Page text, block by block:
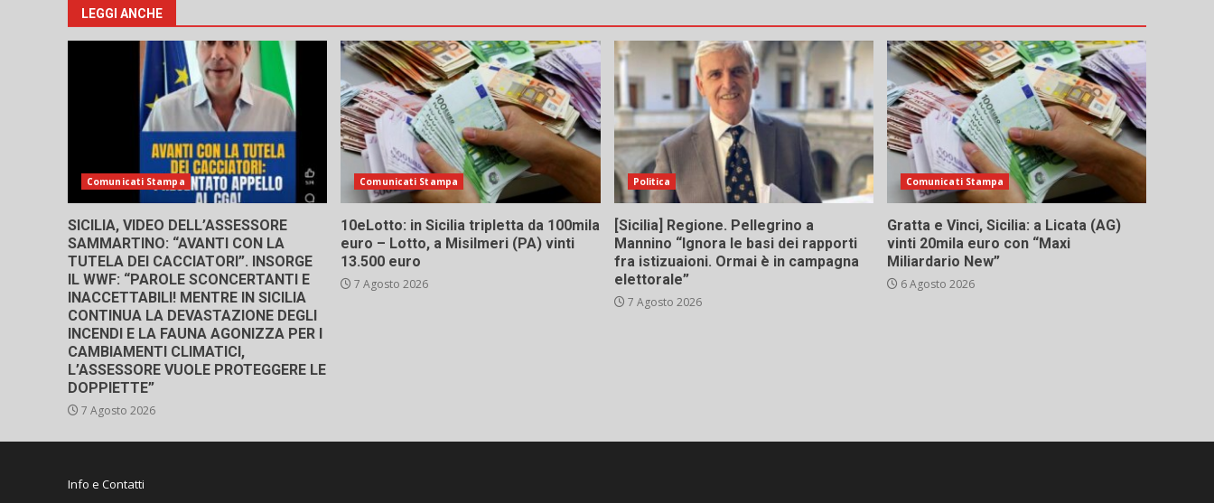
LEGGI ANCHE
Comunicati Stampa
SICILIA, VIDEO DELL’ASSESSORE
SAMMARTINO: “AVANTI CON LA
TUTELA DEI CACCIATORI”. INSORGE
IL WWF: “PAROLE SCONCERTANTI E
INACCETTABILI! MENTRE IN SICILIA
CONTINUA LA DEVASTAZIONE DEGLI
INCENDI E LA FAUNA AGONIZZA PER I
CAMBIAMENTI CLIMATICI,
L’ASSESSORE VUOLE PROTEGGERE LE
DOPPIETTE”
7 Agosto 2026
Comunicati Stampa
10eLotto: in Sicilia tripletta da 100mila
euro – Lotto, a Misilmeri (PA) vinti
13.500 euro
7 Agosto 2026
Politica
[Sicilia] Regione. Pellegrino a
Mannino “Ignora le basi dei rapporti
fra istizuaioni. Ormai è in campagna
elettorale”
7 Agosto 2026
Comunicati Stampa
Gratta e Vinci, Sicilia: a Licata (AG)
vinti 20mila euro con “Maxi
Miliardario New”
6 Agosto 2026
Info e Contatti